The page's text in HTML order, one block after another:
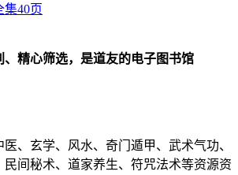
集40页
、精心筛选，是道友的电子图书馆
、玄学、风水、奇门遁甲、武术气功、
间秘术、道家养生、符咒法术等资源资